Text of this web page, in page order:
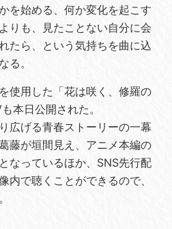
を始める、何か変化を起こす
りも、見たことない自分に会
たら、という気持ちを曲に込
る。
使用した「花は咲く、修羅の
本日公開された。
広げる青春ストーリーの一幕
藤が垣間見え、アニメ本編の
なっているほか、SNS先行配
内で聴くことができるので、